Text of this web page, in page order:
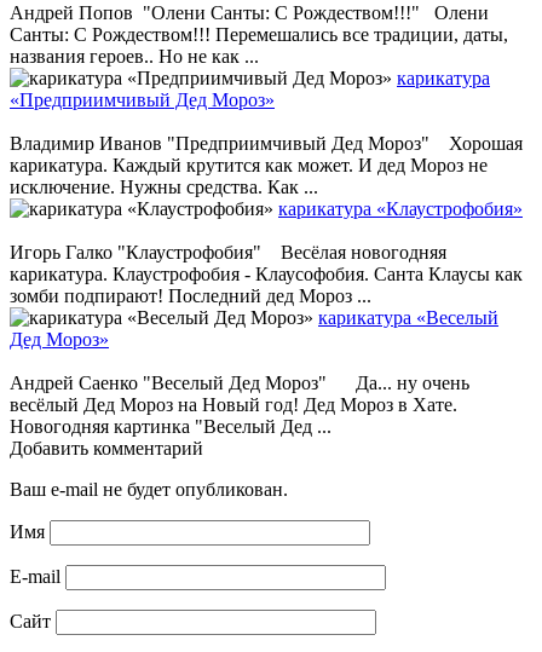
Андрей Попов "Олени Санты: С Рождеством!!!" Олени
Санты: С Рождеством!!! Перемешались все традиции, даты,
названия героев.. Но не как ...
карикатура
«Предприимчивый Дед Мороз»
Владимир Иванов "Предприимчивый Дед Мороз" Хорошая
карикатура. Каждый крутится как может. И дед Мороз не
исключение. Нужны средства. Как ...
карикатура «Клаустрофобия»
Игорь Галко "Клаустрофобия" Весёлая новогодняя
карикатура. Клаустрофобия - Клаусофобия. Санта Клаусы как
зомби подпирают! Последний дед Мороз ...
карикатура «Веселый
Дед Мороз»
Андрей Саенко "Веселый Дед Мороз" Да... ну очень
весёлый Дед Мороз на Новый год! Дед Мороз в Хате.
Новогодняя картинка "Веселый Дед ...
Добавить комментарий
Ваш e-mail не будет опубликован.
Имя
E-mail
Сайт